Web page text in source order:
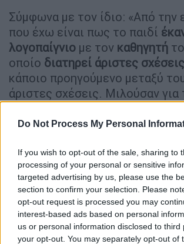
Do Not Process My Personal
If you wish to opt-out of the sale, sharing to
processing of your personal or sensitive
targeted advertising by us, please use the
section to confirm your selection. Please
opt-out request is processed you may
interest-based ads based on personal
us or personal information disclosed to third
your opt-out. You may separately opt-out of
Σύμφωνα με τον ίδιο: «Από την
που έχω είναι πως το παιδί
λογοπαίγνιο με τον καθηγητή
οποίο διατηρεί άριστες σχέσεις
κάποιο προηγούμενο μεταξύ
άριστες σχέσεις. Μιλούσαν για
του έναπαιδικό πλαστικό
στο πόδι του καθηγητή με
σφαιρίδιο. Ακούστηκαν φωνές.
φώναξε για "πυροβολισμό" και
που δεν ήταν παρούσακάλεσε
αστυνομία. Δύναμη της ΔΙΑΣ
συνέλαβε το παιδί».